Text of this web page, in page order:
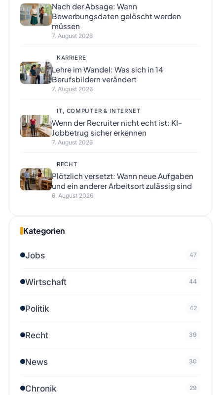
Nach der Absage: Wann
Bewerbungsdaten gelöscht werden
müssen
7. August 2026
KARRIERE
Lehre im Wandel: Was sich in 14
Berufsbildern verändert
7. August 2026
IT, COMPUTER & INTERNET
Wenn der Recruiter nicht echt ist: KI-
Jobbetrug sicher erkennen
7. August 2026
RECHT
Plötzlich versetzt: Wann neue Aufgaben
und ein anderer Arbeitsort zulässig sind
6. August 2026
Kategorien
Jobs 47
Wirtschaft 44
Politik 42
Recht 39
News 30
Chronik 29